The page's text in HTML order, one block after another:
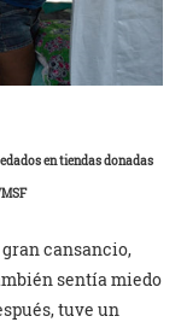
en tiendas donadas
cansancio,
sentía miedo
tuve un